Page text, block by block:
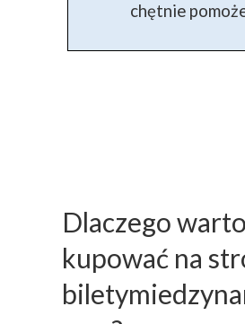
chętnie
Dlaczego warto
kupować na